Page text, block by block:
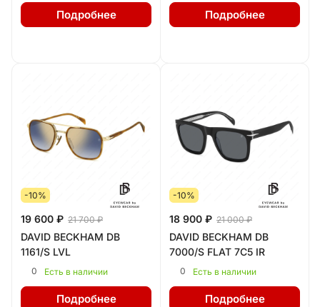
Подробнее Подробнее
-10%
19 600 ₽ 21 700 ₽
DAVID BECKHAM DB
1161/S LVL
0 Есть в наличии
Подробнее
-10%
18 900 ₽ 21 000 ₽
DAVID BECKHAM DB
7000/S FLAT 7C5 IR
0 Есть в наличии
Подробнее